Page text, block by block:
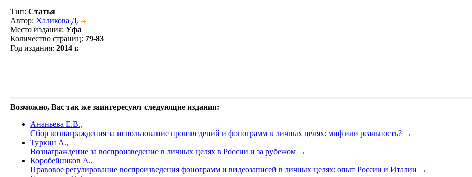
Тип: Статья
Автор: Халикова Д.
Место издания: Уфа
Количество страниц: 79-83
Год издания: 2014 г.
Возможно, Вас так же заинтересуют следующие издания:
Ананьева Е.В.,
Сбор вознаграждения за использование произведений и фонограмм в личных целях: миф или реальность? →
Туркин А.,
Вознаграждение за воспроизведение в личных целях в России и за рубежом →
Коробейников А.,
Правовое регулирование воспроизведения фонограмм и видеозаписей в личных целях: опыт России и Италии →